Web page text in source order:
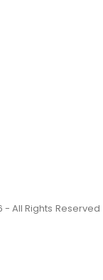
All Rights Reserved